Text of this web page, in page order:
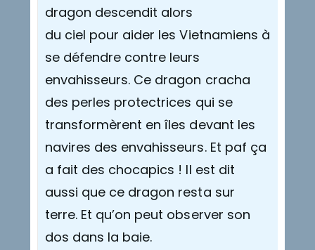
dragon descendit alors
du ciel pour aider les Vietnamiens à
se défendre contre leurs
envahisseurs. Ce dragon cracha
des perles protectrices qui se
transformèrent en îles devant les
navires des envahisseurs. Et paf ça
a fait des chocapics ! Il est dit
aussi que ce dragon resta sur
terre. Et qu’on peut observer son
dos dans la baie.